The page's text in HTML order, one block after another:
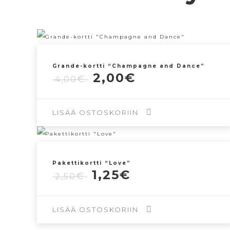
Grande-kortti “Champagne and Dance”
4,00€
Alkuperäinen
4,00€.
2,00€
2,00€.
LISÄÄ OSTOSKORIIN
Pakettikortti “Love”
2,50€
Alkuperäinen
2,50€.
1,25€
1,25€.
LISÄÄ OSTOSKORIIN